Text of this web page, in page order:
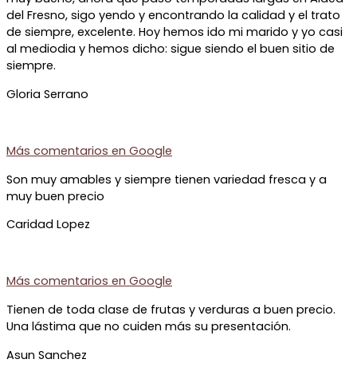
del Fresno, sigo yendo y encontrando la calidad y el trato
de siempre, excelente. Hoy hemos ido mi marido y yo casi
al mediodia y hemos dicho: sigue siendo el buen sitio de
siempre.
Gloria Serrano
Más comentarios en Google
Son muy amables y siempre tienen variedad fresca y a
muy buen precio
Caridad Lopez
Más comentarios en Google
Tienen de toda clase de frutas y verduras a buen precio.
Una lástima que no cuiden más su presentación.
Asun Sanchez